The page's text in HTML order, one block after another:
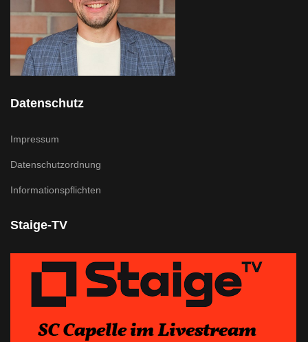
Datenschutz
Impressum
Datenschutzordnung
Informationspflichten
Staige-TV